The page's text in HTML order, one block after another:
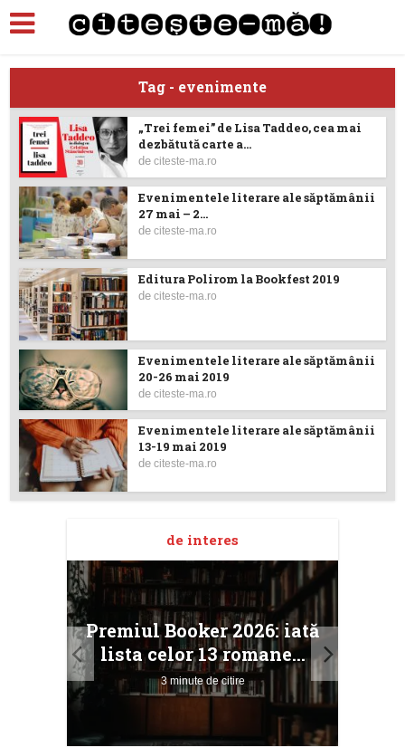
Tag - evenimente
„Trei femei” de Lisa Taddeo, cea mai
dezbătută carte a...
deciteste-ma.ro
Evenimentele literare ale săptămânii
27 mai – 2...
deciteste-ma.ro
Editura Polirom la Bookfest 2019
deciteste-ma.ro
Evenimentele literare ale săptămânii
20-26 mai 2019
deciteste-ma.ro
Evenimentele literare ale săptămânii
13-19 mai 2019
deciteste-ma.ro
de interes
Premiul Booker 2026: iată
lista celor 13 romane...
3 minute de citire